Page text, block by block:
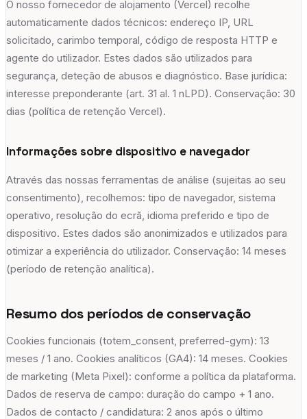
O nosso fornecedor de alojamento (Vercel) recolhe
automaticamente dados técnicos: endereço IP, URL
solicitado, carimbo temporal, código de resposta HTTP e
agente do utilizador. Estes dados são utilizados para
segurança, deteção de abusos e diagnóstico. Base jurídica:
interesse preponderante (art. 31 al. 1 nLPD). Conservação: 30
dias (política de retenção Vercel).
Informações sobre dispositivo e navegador
Através das nossas ferramentas de análise (sujeitas ao seu
consentimento), recolhemos: tipo de navegador, sistema
operativo, resolução do ecrã, idioma preferido e tipo de
dispositivo. Estes dados são anonimizados e utilizados para
otimizar a experiência do utilizador. Conservação: 14 meses
(período de retenção analítica).
Resumo dos períodos de conservação
Cookies funcionais (totem_consent, preferred-gym): 13
meses / 1 ano. Cookies analíticos (GA4): 14 meses. Cookies
de marketing (Meta Pixel): conforme a política da plataforma.
Dados de reserva de campo: duração do campo + 1 ano.
Dados de contacto / candidatura: 2 anos após o último